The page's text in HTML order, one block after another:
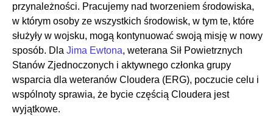
przynależności. Pracujemy nad tworzeniem środowiska,
w którym osoby ze wszystkich środowisk, w tym te, które
służyły w wojsku, mogą kontynuować swoją misję w nowy
sposób. Dla Jima Ewtona, weterana Sił Powietrznych
Stanów Zjednoczonych i aktywnego członka grupy
wsparcia dla weteranów Cloudera (ERG), poczucie celu i
wspólnoty sprawia, że bycie częścią Cloudera jest
wyjątkowe.